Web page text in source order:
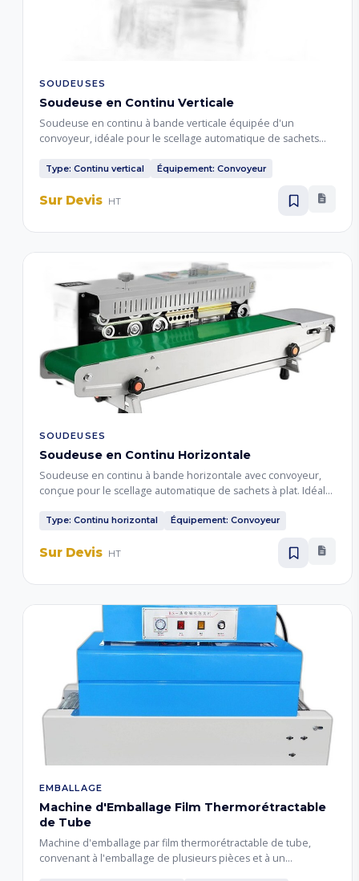
SOUDEUSES
Soudeuse en Continu Verticale
Soudeuse en continu à bande verticale équipée d'un
convoyeur, idéale pour le scellage automatique de sachets
continue pour les lignes de conditionnement de produits en
Type: Continu vertical Équipement: Convoyeur
Sur Devis HT
SOUDEUSES
Soudeuse en Continu Horizontale
Soudeuse en continu à bande horizontale avec convoyeur,
conçue pour le scellage automatique de sachets à plat. Idéale
sachets de thé, épices et petits emballages alimentaires.
Type: Continu horizontal Équipement: Convoyeur
Sur Devis HT
EMBALLAGE
Machine d'Emballage Film Thermorétractable
de Tube
Machine d'emballage par film thermorétractable de tube,
convenant à l'emballage de plusieurs pièces et à un